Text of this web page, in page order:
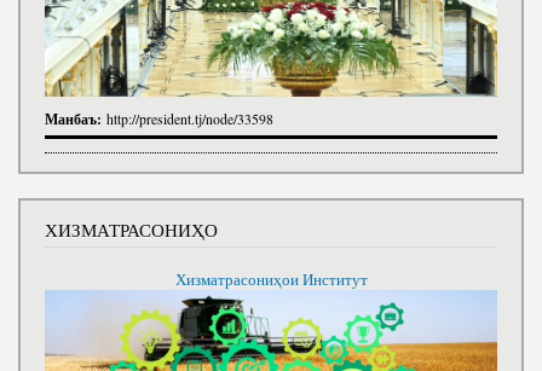
Манбаъ: http://president.tj/node/33598
ХИЗМАТРАСОНИҲО
Хизматрасониҳои Институт